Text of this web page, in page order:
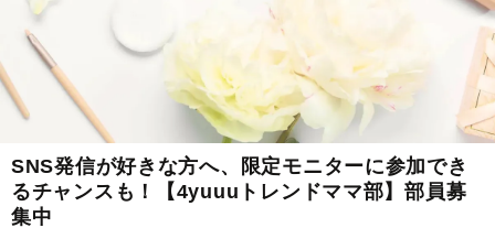
SNS発信が好きな方へ、限定モニターに参加でき
るチャンスも！【4yuuuトレンドママ部】部員募
集中